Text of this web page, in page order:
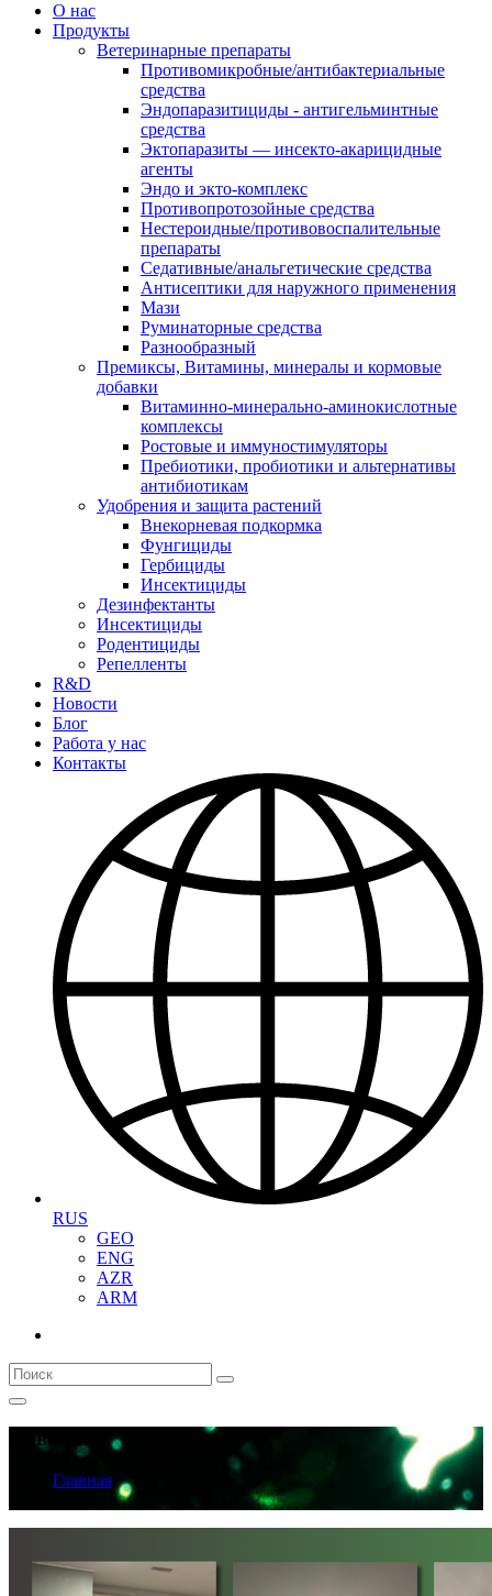
О нас
Продукты
Ветеринарные препараты
Противомикробные/антибактериальные
средства
Эндопаразитициды - антигельминтные
средства
Эктопаразиты — инсекто-акарицидные
агенты
Эндо и экто-комплекс
Противопротозойные средства
Нестероидные/противовоспалительные
препараты
Седативные/анальгетические средства
Антисептики для наружного применения
Мази
Руминаторные средства
Разнообразный
Премиксы, Витамины, минералы и кормовые
добавки
Витаминно-минерально-аминокислотные
комплексы
Ростовые и иммуностимуляторы
Пребиотики, пробиотики и альтернативы
антибиотикам
Удобрения и защита растений
Внекорневая подкормка
Фунгициды
Гербициды
Инсектициды
Дезинфектанты
Инсектициды
Родентициды
Репелленты
R&D
Новости
Блог
Работа у нас
Контакты
RUS
GEO
ENG
AZR
ARM
Новости
Главная
Новости